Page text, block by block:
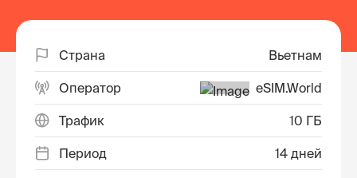
Страна Вьетнам
Оператор eSIM.World
Трафик 10 ГБ
Период 14 дней